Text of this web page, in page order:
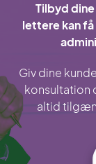
Tilbyd
lettere kan
Giv dine
konsultation
altid